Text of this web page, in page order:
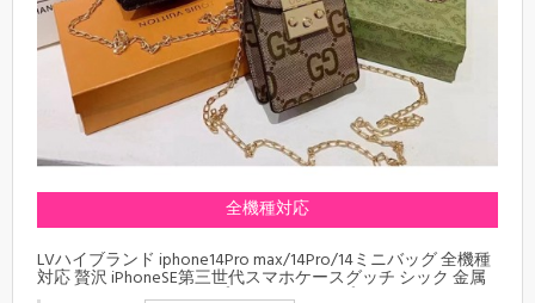
全機種対応
LVハイブランド iphone14Pro max/14Pro/14ミニバッグ 全機種
対応 贅沢 iPhoneSE第三世代スマホケースグッチ シック 金属
飾り Gucciアイフォン13プロ マックス/13プロ/13カバー